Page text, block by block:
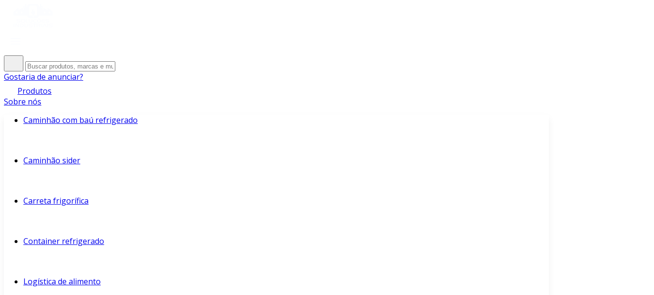
Gostaria de anunciar?
Produtos
Sobre nós
Caminhão com baú refrigerado
Caminhão sider
Carreta frigorífica
Container refrigerado
Logística de alimento